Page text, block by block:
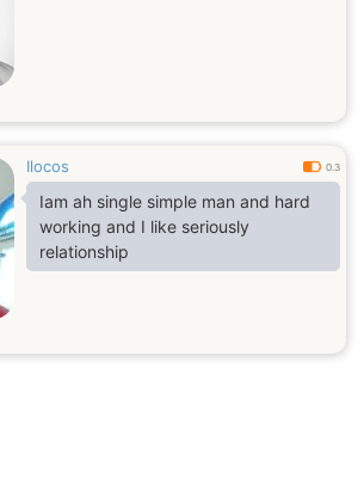
Ilocos 0.3
Iam ah single simple man and hard
working and I like seriously
relationship